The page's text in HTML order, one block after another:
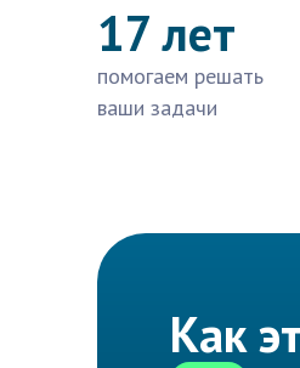
17 лет
помогаем решать
ваши задачи
Как